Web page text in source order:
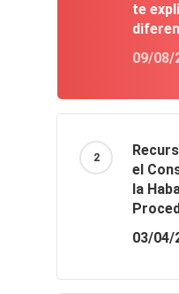
te
09/08/
el
la
03/04/